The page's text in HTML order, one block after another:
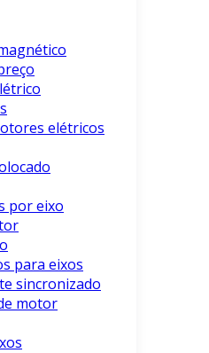
elétricos
por eixo
para eixos
sincronizado
motor